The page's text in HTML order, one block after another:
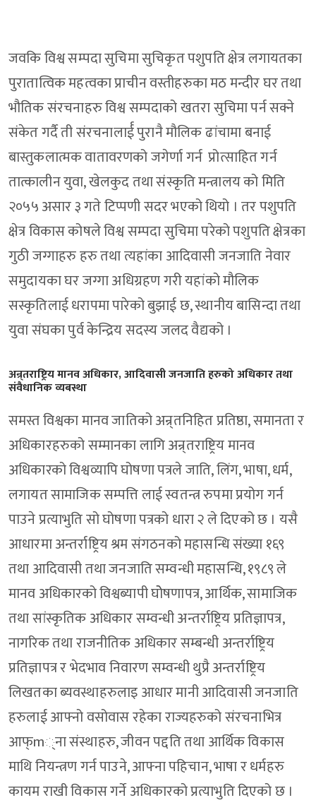
जवकि विश्व सम्पदा सुचिमा सुचिकृत पशुपति क्षेत्र लगायतका
पुरातात्विक महत्वका प्राचीन वस्तीहरुका मठ मन्दीर घर तथा
भौतिक संरचनाहरु विश्व सम्पदाको खतरा सुचिमा पर्न सक्ने
संकेत गर्दै ती संरचनालार्ई पुरानै मौलिक ढांचामा बनाई
बास्तुकलात्मक वातावरणको जगेर्णा गर्न प्रोत्साहित गर्न
तात्कालीन युवा, खेलकुद तथा संस्कृति मन्त्रालय को मिति
२०५५ असार ३ गते टिप्पणी सदर भएको थियो । तर पशुपति
क्षेत्र विकास कोषले विश्व सम्पदा सुचिमा परेको पशुपति क्षेत्रका
गुठी जग्गाहरु हरु तथा त्यहांका आदिवासी जनजाति नेवार
समुदायका घर जग्गा अधिग्रहण गरी यहांको मौलिक
सस्कृतिलाई धरापमा पारेको बुझाई छ, स्थानीय बासिन्दा तथा
युवा संघका पुर्व केन्द्रिय सदस्य जलद वैद्यको ।
अन्र्तराष्ट्रिय मानव अधिकार, आदिवासी जनजाति हरुको अधिकार तथा
संवैधानिक व्यबस्था
समस्त विश्वका मानव जातिको अन्र्तनिहित प्रतिष्ठा, समानता र
अधिकारहरुको सम्मानका लागि अन्र्तराष्ट्रिय मानव
अधिकारको विश्वव्यापि घोषणा पत्रले जाति, लिंग, भाषा, धर्म,
लगायत सामाजिक सम्पत्ति लाई स्वतन्त्र रुपमा प्रयोग गर्न
पाउने प्रत्याभुति सो घोषणा पत्रको धारा २ ले दिएको छ । यसै
आधारमा अन्तर्राष्ट्रिय श्रम संगठनको महासन्धि संख्या १६९
तथा आदिवासी तथा जनजाति सम्वन्धी महासन्धि, १९८९ ले
मानव अधिकारको विश्वब्यापी घोेषणापत्र, आर्थिक, सामाजिक
तथा सांस्कृतिक अधिकार सम्वन्धी अन्तर्राष्ट्रिय प्रतिज्ञापत्र,
नागरिक तथा राजनीतिक अधिकार सम्बन्धी अन्तर्राष्ट्रिय
प्रतिज्ञापत्र र भेदभाव निवारण सम्वन्धी थुप्रै अन्तर्राष्ट्रिय
लिखतका ब्यवस्थाहरुलाइ आधार मानी आदिवासी जनजाति
हरुलाई आफ्नो वसोवास रहेका राज्यहरुको संरचनाभित्र
आफ्m्ना संस्थाहरु, जीवन पद्दति तथा आर्थिक विकास
माथि नियन्त्रण गर्न पाउने, आफ्ना पहिचान, भाषा र धर्महरु
कायम राखी विकास गर्ने अधिकारको प्रत्याभुति दिएको छ ।